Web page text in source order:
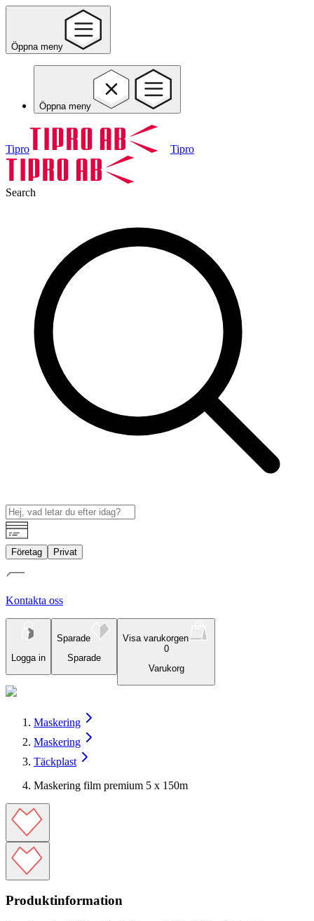
Öppna meny
Öppna meny
Tipro Tipro
Search
Företag Privat
Kontakta oss
Logga in
Sparade
Sparade
Visa varukorgen
0
Varukorg
Maskering
Maskering
Täckplast
Maskering film premium 5 x 150m
Produktinformation